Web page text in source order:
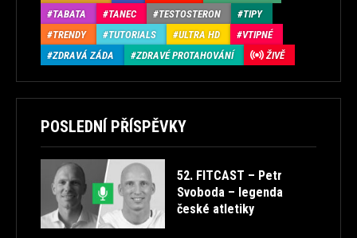
TABATA
TANEC TESTOSTERON
TIPY
TRENDY
TUTORIALS ULTRA HD
VTIPNÉ
ZDRAVÁ ZÁDA
ZDRAVÉ PROTAHOVÁNÍ ŽIVĚ
POSLEDNÍ PŘÍSPĚVKY
52. FITCAST – Petr
Svoboda – legenda
české atletiky